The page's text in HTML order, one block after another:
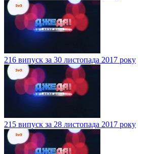
216 випуск за 30 листопада 2017 року
215 випуск за 28 листопада 2017 року